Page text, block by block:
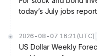
today’s July jobs
2026-08-07 16:21 (UTC)
US Dollar Weekly